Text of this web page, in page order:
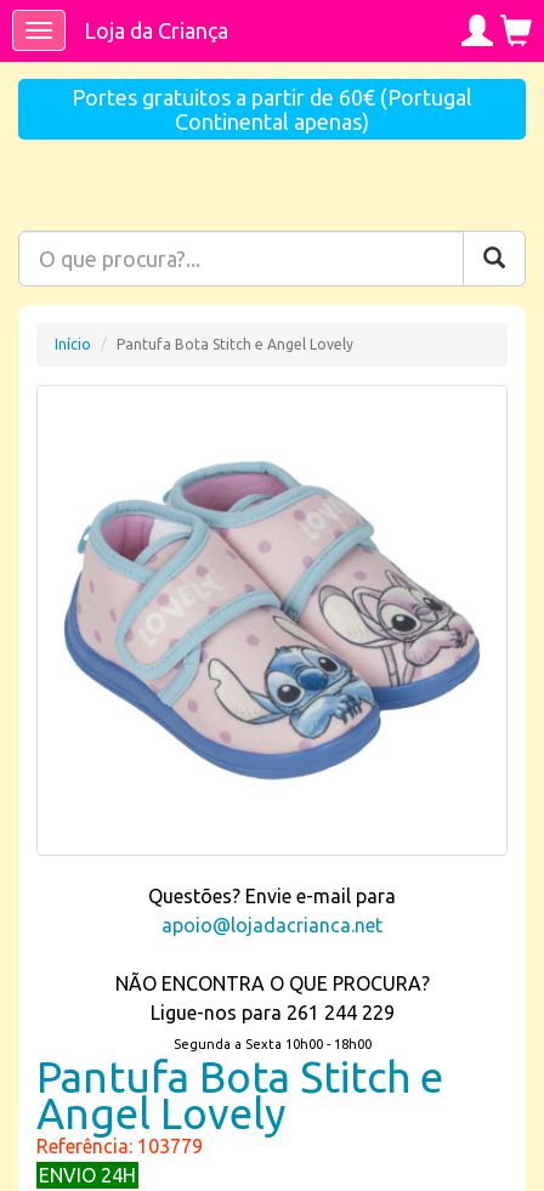
ToggleLoja da Criança
Portes gratuitos a partir de 60€ (Portugal
Continental apenas)
Início Pantufa Bota Stitch e Angel Lovely
Questões? Envie e-mail para
apoio@lojadacrianca.net
NÃO ENCONTRA O QUE PROCURA?
Ligue-nos para 261 244 229
Segunda a Sexta 10h00 - 18h00
Pantufa Bota Stitch e
Angel Lovely
Referência: 103779
ENVIO 24H